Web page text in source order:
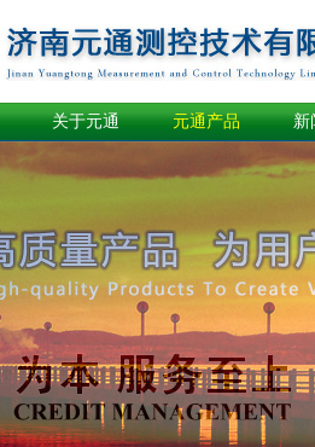
关于元通 元通产品 新